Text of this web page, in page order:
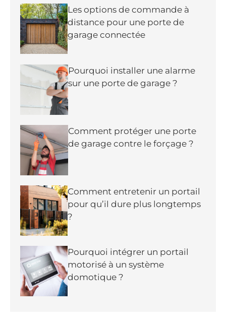
Les options de commande à
distance pour une porte de
garage connectée
Pourquoi installer une alarme
sur une porte de garage ?
Comment protéger une porte
de garage contre le forçage ?
Comment entretenir un portail
pour qu’il dure plus longtemps
?
Pourquoi intégrer un portail
motorisé à un système
domotique ?